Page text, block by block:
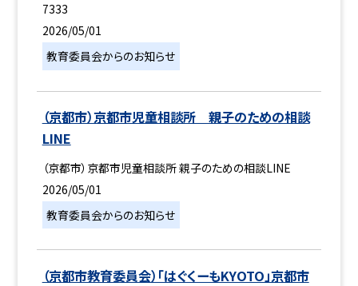
7333
2026/05/01
教育委員会からのお知らせ
（京都市）京都市児童相談所 親子のための相談
LINE
（京都市）京都市児童相談所 親子のための相談LINE
2026/05/01
教育委員会からのお知らせ
（京都市教育委員会）「はぐくーもKYOTO」京都市